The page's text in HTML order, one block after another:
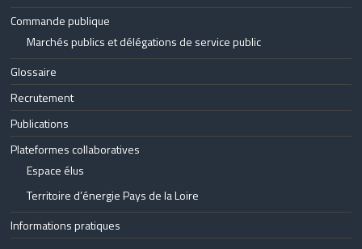
Commande publique
Marchés publics et délégations de service public
Glossaire
Recrutement
Publications
Plateformes collaboratives
Espace élus
Territoire d’énergie Pays de la Loire
Informations pratiques